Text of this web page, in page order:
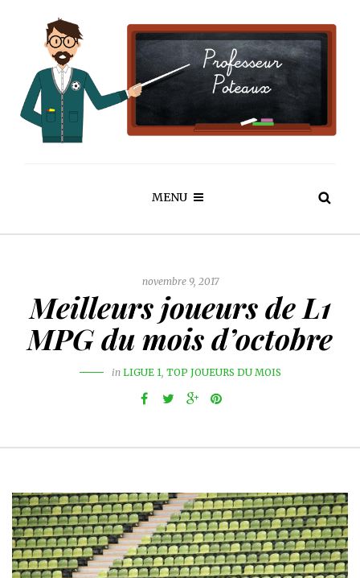
MENU
novembre 9, 2017
Meilleurs joueurs de L1
MPG du mois d’octobre
in LIGUE 1, TOP JOUEURS DU MOIS